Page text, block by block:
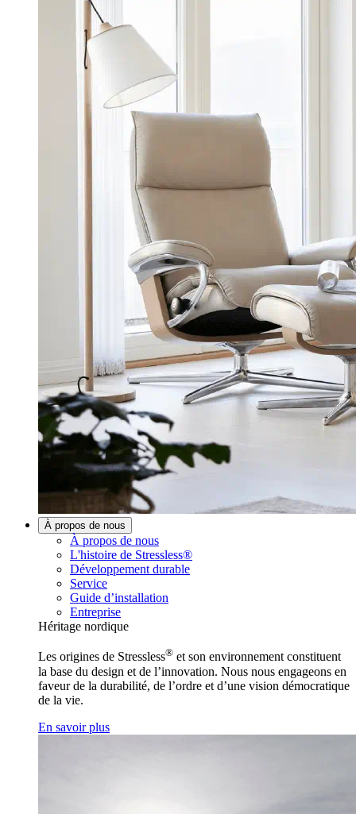
À propos de nous
À propos de nous
L'histoire de Stressless®
Développement durable
Service
Guide d’installation
Entreprise
Héritage nordique
Les origines de Stressless® et son environnement constituent
la base du design et de l’innovation. Nous nous engageons en
faveur de la durabilité, de l’ordre et d’une vision démocratique
de la vie.
En savoir plus